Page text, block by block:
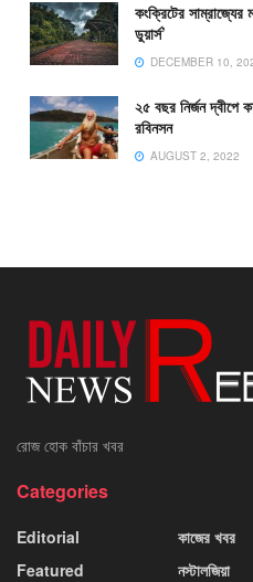
কংক্রিটের সাম্রাজ্যের
ডুয়ার্স’
DECEMBER 10,
২৫ বছর নির্জন দ্বীপে
রবিনসন
AUGUST 2, 2022
রোজ হোক বাঁচার খবর
Categories
Editorial
Featured
কাজের খবর
নস্টালজিয়া